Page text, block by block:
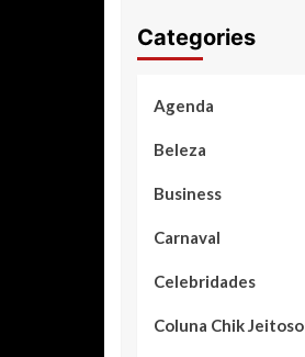
Categories
Agenda
Beleza
Business
Carnaval
Celebridades
Coluna Chik Jeitoso